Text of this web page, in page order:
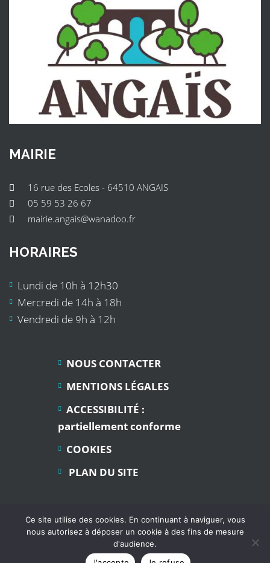
MAIRIE
16 rue des Ecoles - 64510 ANGAIS
05 59 53 26 67
mairie.angais@wanadoo.fr
HORAIRES
Lundi de 10h à 12h30
Mercredi de 14h à 18h
Vendredi de 9h à 12h
NOUS CONTACTER
MENTIONS LÉGALES
ACCESSIBILITÉ :
partiellement conforme
COOKIES
PLAN DU SITE
Commune de Angaïs - Tous droits réservés - 2021
Ce site utilise des cookies. En continuant à naviguer, vous
nous autorisez à déposer un cookie à des fins de mesure
d'audience.